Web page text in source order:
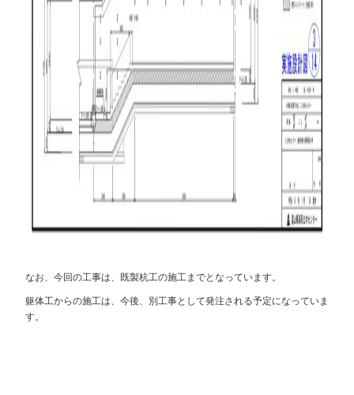
なお、今回の工事は、既製杭工の施工までとなっています。
躯体工からの施工は、今後、別工事として発注される予定になっていま
す。